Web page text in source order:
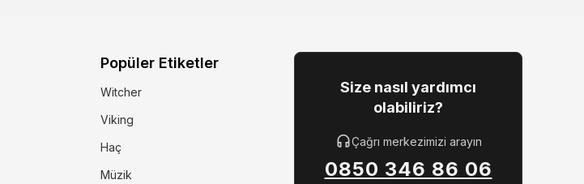
Popüler Etiketler
Witcher
Viking
Haç
Müzik
Size nasıl yardımcı
olabiliriz?
Çağrı merkezimizi arayın
0850 346 86 06